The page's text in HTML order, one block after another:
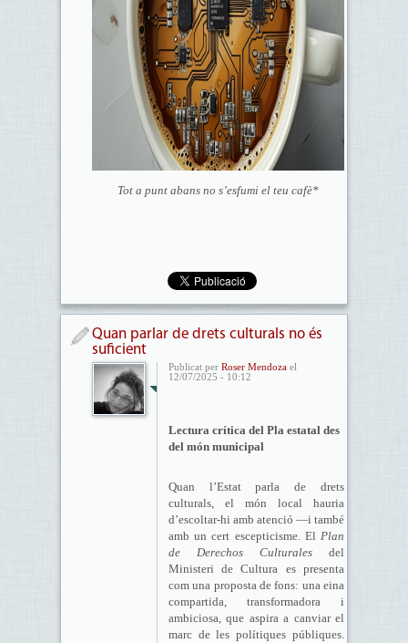
Tot a punt abans no s’esfumi el teu cafè*
Quan parlar de drets culturals no és
suficient
Publicat per Roser Mendozael
12/07/2025 - 10:12
Lectura crítica del Pla estatal des
del món municipal
Quan l’Estat parla de drets
culturals, el món local hauria
d’escoltar-hi amb atenció —i també
amb un cert escepticisme. ElPlan
de Derechos Culturales del
Ministeri de Cultura es presenta
com una proposta de fons: una eina
compartida, transformadora i
ambiciosa, que aspira a canviar el
marc de les polítiques públiques.